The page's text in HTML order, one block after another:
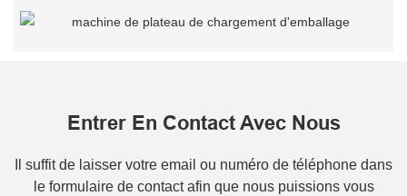
Entrer En Contact Avec Nous
Il suffit de laisser votre email ou numéro de téléphone dans
le formulaire de contact afin que nous puissions vous